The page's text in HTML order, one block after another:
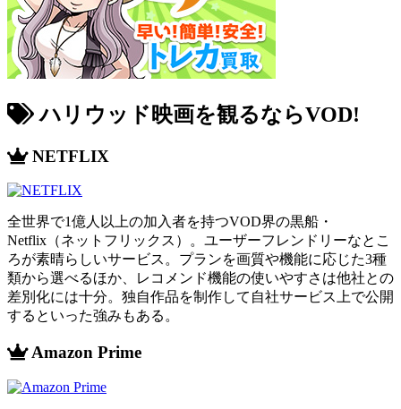
ハリウッド映画を観るならVOD!
NETFLIX
全世界で1億人以上の加入者を持つVOD界の黒船・
Netflix（ネットフリックス）。ユーザーフレンドリーなとこ
ろが素晴らしいサービス。プランを画質や機能に応じた3種
類から選べるほか、レコメンド機能の使いやすさは他社との
差別化には十分。独自作品を制作して自社サービス上で公開
するといった強みもある。
Amazon Prime